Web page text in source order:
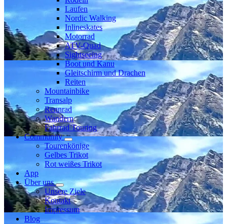
Laufen
Nordic Walking
Inlineskates
Motorrad
ATV-Quad
Sightseeing
Boot und Kanu
Gleitschirm und Drachen
Reiten
Mountainbike
Transalp
Rennrad
Wandern
Fahrrad Touring
Community
Tourenkönige
Gelbes Trikot
Rot weißes Trikot
App
Über uns
Unsere Ziele
Kontakt
Impressum
Blog